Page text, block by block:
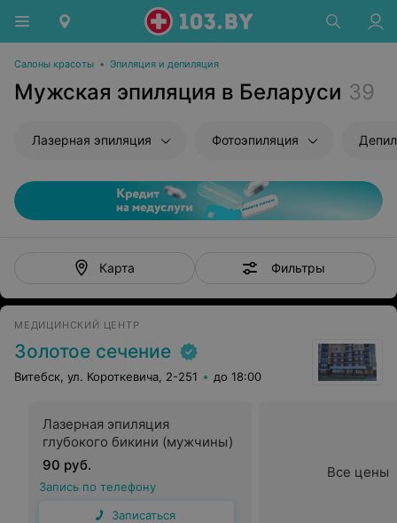
Салоны красоты • Эпиляция и депиляция
Мужская эпиляция в Беларуси 39
Лазерная эпиляция Фотоэпиляция
Карта Фильтры
МЕДИЦИНСКИЙ ЦЕНТР
Золотое сечение
Витебск, ул. Короткевича, 2-251 до 18:00
Лазерная эпиляция
глубокого бикини (мужчины)
90 руб.
Запись по телефону
Записаться
Все цены